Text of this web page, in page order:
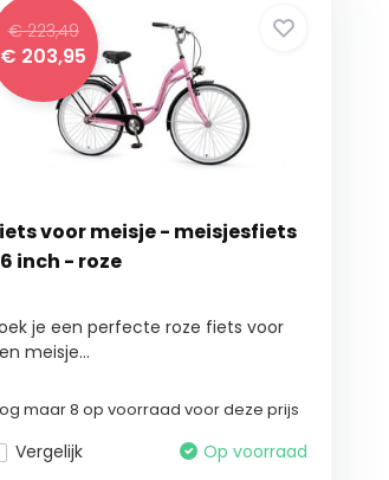
€ 223,49
€ 203,95
voor meisje - meisjesfiets
inch - roze
je een perfecte roze fiets voor
meisje...
maar 8 op voorraad voor deze prijs
Vergelijk
Op voorraad